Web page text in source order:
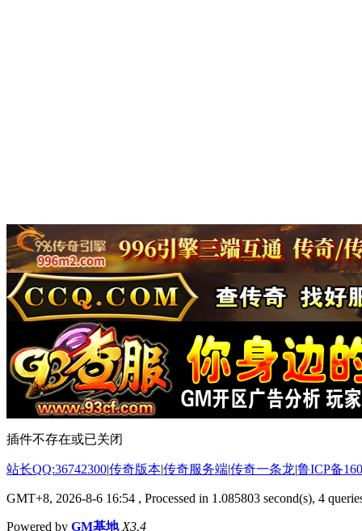
插件不存在或已关闭
站长QQ:36742300|传奇版本|传奇服务端|传奇一条龙|鲁ICP备
GMT+8, 2026-8-6 16:54 , Processed in 1.085803 second(s), 4
Powered by GM基地 X3.4